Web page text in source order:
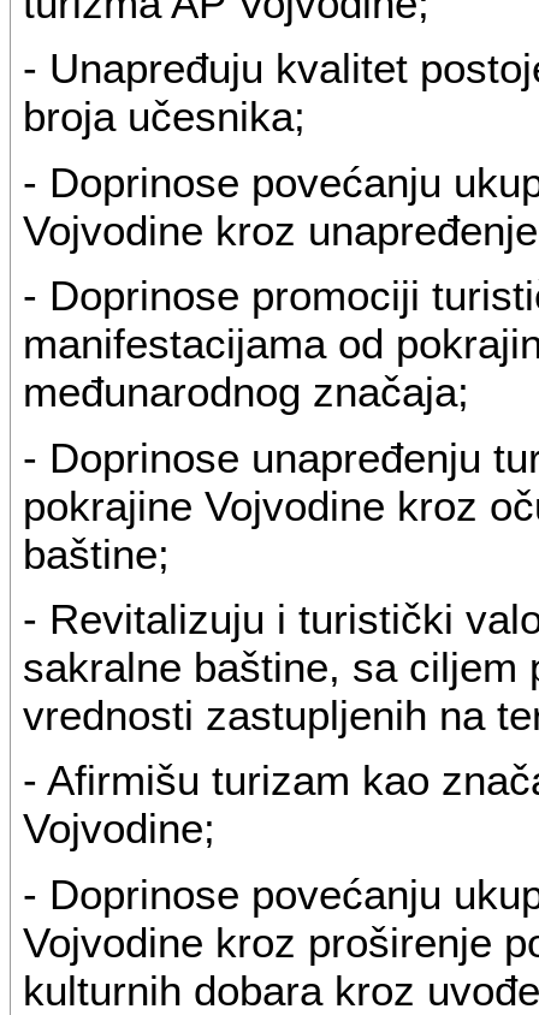
- Unapređuju kvalitet
broja učesnika;
- Doprinose povećanju
Vojvodine kroz
- Doprinose promociji
manifestacijama od
međunarodnog značaja;
- Doprinose unapređenju
pokrajine Vojvodine kroz
baštine;
- Revitalizuju i turistički
sakralne baštine, sa ciljem
vrednosti zastupljenih na
- Afirmišu turizam kao
Vojvodine;
- Doprinose povećanju
Vojvodine kroz proširenje
kulturnih dobara kroz